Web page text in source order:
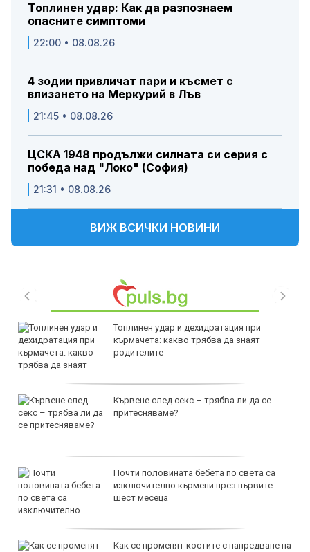
Топлинен удар: Как да разпознаем
опасните симптоми
22:00 • 08.08.26
4 зодии привличат пари и късмет с
влизането на Меркурий в Лъв
21:45 • 08.08.26
ЦСКА 1948 продължи силната си серия с
победа над "Локо" (София)
21:31 • 08.08.26
ВИЖ ВСИЧКИ НОВИНИ
Топлинен удар и дехидратация при
кърмачета: какво трябва да знаят
родителите
Кървене след секс – трябва ли да се
притесняваме?
Почти половината бебета по света са
изключително кърмени през първите
шест месеца
Как се променят костите с напредване на